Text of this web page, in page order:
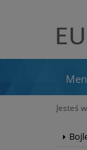
Jesteś